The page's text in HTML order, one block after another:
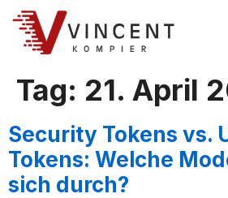
Tag: 21. April
Security Tokens vs.
Tokens: Welche
sich durch?